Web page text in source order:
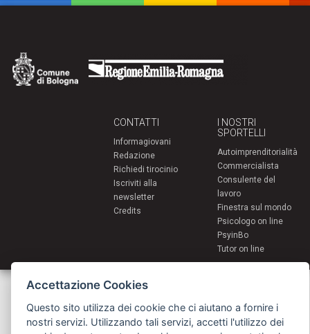
CONTATTI
Informagiovani
Redazione
Richiedi tirocinio
Iscriviti alla
newsletter
Credits
I NOSTRI
SPORTELLI
Autoimprenditorialità
Commercialista
Consulente del
lavoro
Finestra sul mondo
Psicologo on line
PsyinBo
Tutor on line
Servizi per i giovani - Scambi e soggiorni all'estero
giovani@comune.bologna.it
Accettazione Cookies
Questo sito utilizza dei cookie che ci aiutano a fornire i
nostri servizi. Utilizzando tali servizi, accetti l'utilizzo dei